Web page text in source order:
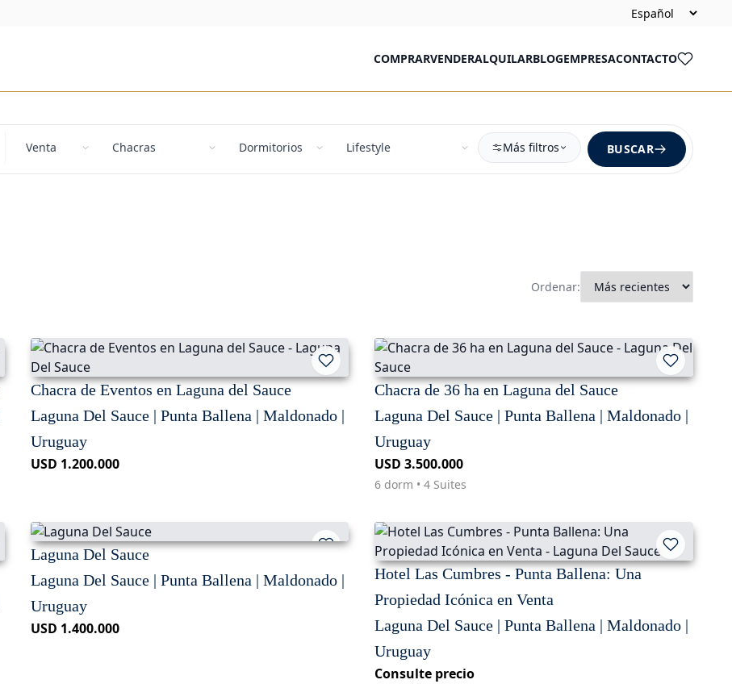
COMPRARVENDERALQUILARBLOGEMPRESACONTACTO
Más filtros BUSCAR
Ordenar:
Chacra de Eventos en Laguna del Sauce
Laguna Del Sauce | Punta Ballena | Maldonado |
Uruguay
USD 1.200.000
Chacra de 36 ha en Laguna del Sauce
Laguna Del Sauce | Punta Ballena | Maldonado |
Uruguay
USD 3.500.000
6 dorm • 4 Suites
Laguna Del Sauce
Laguna Del Sauce | Punta Ballena | Maldonado |
Uruguay
USD 1.400.000
Hotel Las Cumbres - Punta Ballena: Una
Propiedad Icónica en Venta
Laguna Del Sauce | Punta Ballena | Maldonado |
Uruguay
Consulte precio